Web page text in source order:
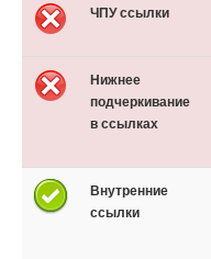
ЧПУ ссылки
Нижнее
подчеркивание
в ссылках
Внутренние
ссылки